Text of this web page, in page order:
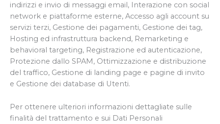
indirizzi e invio di messaggi email, Interazione con social
network e piattaforme esterne, Accesso agli account su
servizi terzi, Gestione dei pagamenti, Gestione dei tag,
Hosting ed infrastruttura backend, Remarketing e
behavioral targeting, Registrazione ed autenticazione,
Protezione dallo SPAM, Ottimizzazione e distribuzione
del traffico, Gestione di landing page e pagine di invito
e Gestione dei database di Utenti.
Per ottenere ulteriori informazioni dettagliate sulle
finalità del trattamento e sui Dati Personali